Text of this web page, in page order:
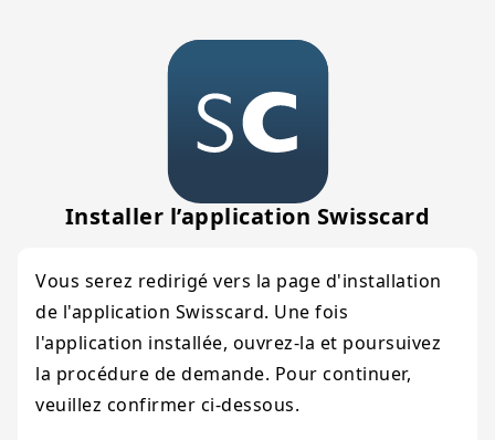
Installer l’application Swisscard
Vous serez redirigé vers la page d'installation
de l'application Swisscard. Une fois
l'application installée, ouvrez-la et poursuivez
la procédure de demande. Pour continuer,
veuillez confirmer ci-dessous.